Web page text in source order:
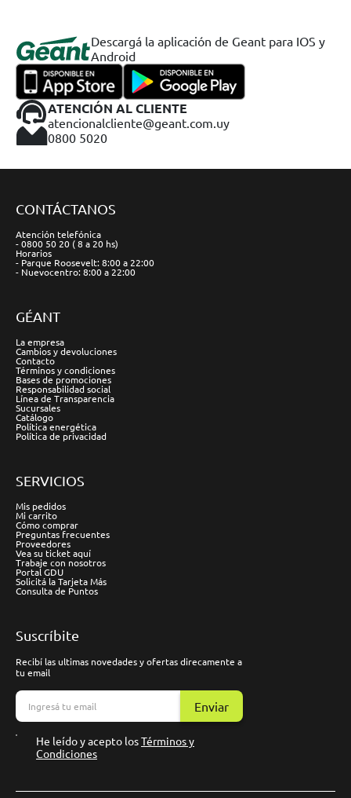
Descargá la aplicación de Geant para IOS y
Android
ATENCIÓN AL CLIENTE
atencionalcliente@geant.com.uy
0800 5020
CONTÁCTANOS
Atención telefónica
- 0800 50 20 ( 8 a 20 hs)
Horarios
- Parque Roosevelt: 8:00 a 22:00
- Nuevocentro: 8:00 a 22:00
GÉANT
La empresa
Cambios y devoluciones
Contacto
Términos y condiciones
Bases de promociones
Responsabilidad social
Línea de Transparencia
Sucursales
Catálogo
Política energética
Política de privacidad
SERVICIOS
Mis pedidos
Mi carrito
Cómo comprar
Preguntas frecuentes
Proveedores
Vea su ticket aquí
Trabaje con nosotros
Portal GDU
Solicitá la Tarjeta Más
Consulta de Puntos
Suscríbite
Recibí las ultimas novedades y ofertas direcamente a
tu email
Enviar
He leído y acepto losTérminos y
Condiciones